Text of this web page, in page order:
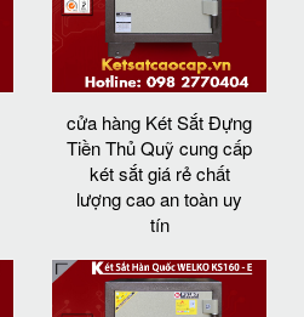
cửa hàng Két Sắt Đựng
Tiền Thủ Quỹ cung cấp
két sắt giá rẻ chất
lượng cao an toàn uy
tín